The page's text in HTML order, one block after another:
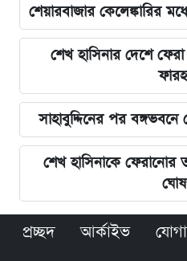
শেয়ারবাজার কেলেঙ্কারির
শেখ হাসিনার দেশে
সাহাবুদ্দিনের পর
শেখ হাসিনাকে ফেরানোর
প্রচ্ছদ আর্কাইভ